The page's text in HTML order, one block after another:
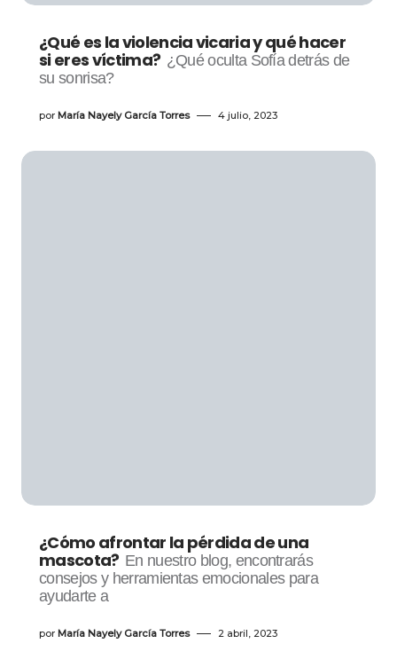
¿Qué es la violencia vicaria y qué hacer
si eres víctima? ¿Qué oculta Sofía detrás de
su sonrisa?
por María Nayely García Torres 4 julio, 2023
¿Cómo afrontar la pérdida de una
mascota? En nuestro blog, encontrarás
consejos y herramientas emocionales para
ayudarte a
por María Nayely García Torres 2 abril, 2023